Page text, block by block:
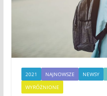
2021 NAJNOWSZE NEWSY
WYRÓŻNIONE